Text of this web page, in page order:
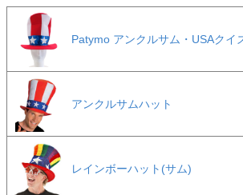
Patymo アンクルサム・USAクイ
アンクルサムハット
レインボーハット(サム)